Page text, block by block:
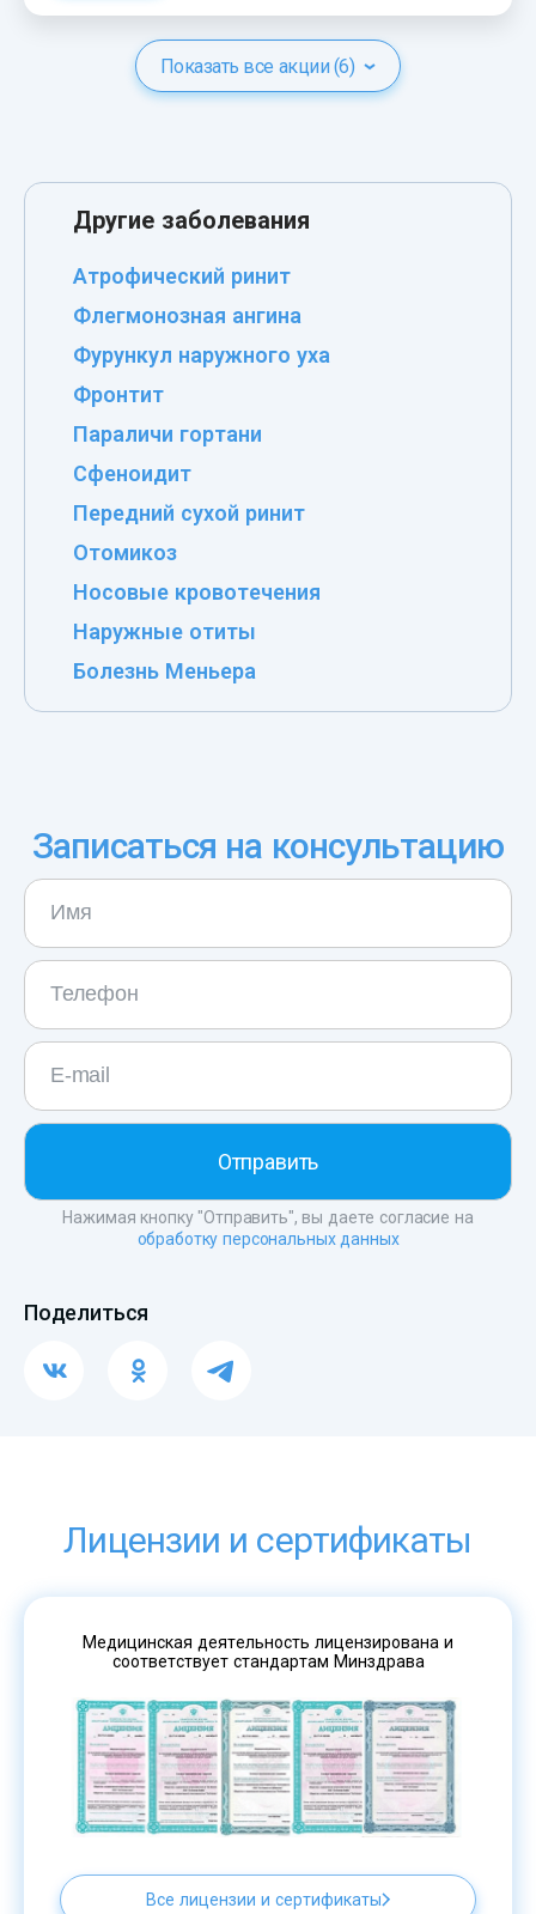
Показать все акции (6)
Другие заболевания
Атрофический ринит
Флегмонозная ангина
Фурункул наружного уха
Фронтит
Параличи гортани
Сфеноидит
Передний сухой ринит
Отомикоз
Носовые кровотечения
Наружные отиты
Болезнь Меньера
Записаться на консультацию
Нажимая кнопку "Отправить", вы даете согласие на
обработку персональных данных
Поделиться
Лицензии и сертификаты
Медицинская деятельность лицензирована и
соответствует стандартам Минздрава
Все лицензии и сертификаты